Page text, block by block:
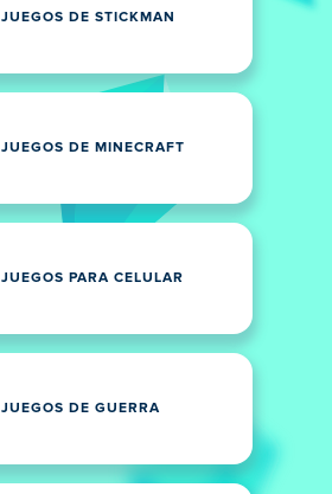
JUEGOS DE STICKMAN
JUEGOS DE MINECRAFT
JUEGOS PARA CELULAR
JUEGOS DE GUERRA